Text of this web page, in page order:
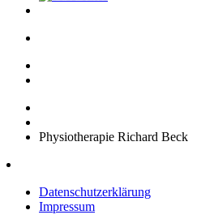
Physiotherapie Richard Beck
Datenschutzerklärung
Impressum